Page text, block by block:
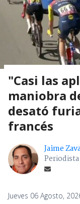
"Casi las
maniobra
desató
francés
Jaime
Jueves 06 Agosto,